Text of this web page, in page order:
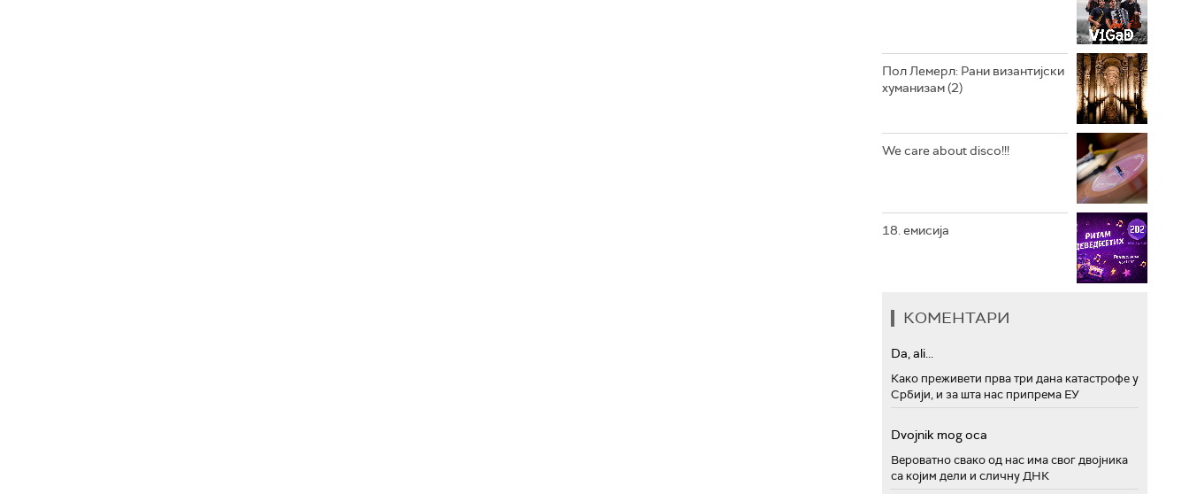
Пол Лемерл: Рани византијски
хуманизам (2)
We care about disco!!!
18. емисија
КОМЕНТАРИ
Da, ali...
Како преживети прва три дана катастрофе у
Србији, и за шта нас припрема ЕУ
Dvojnik mog oca
Вероватно свако од нас има свог двојника
са којим дели и сличну ДНК